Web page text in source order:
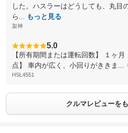
した。ハスラーはどうしても、丸目
ら...
もっと見る
架神
5.0
【所有期間または運転回数】 １ヶ
点】 車内が広く、小回りがききま...
HSL4551
クルマレビューを